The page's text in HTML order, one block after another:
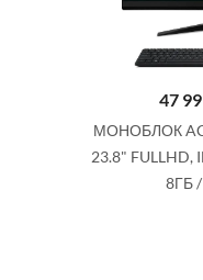
47
МОНОБЛОК
23.8" FULLHD,
8ГБ /